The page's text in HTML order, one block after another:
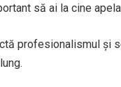
să ai la cine
profesionalismul și